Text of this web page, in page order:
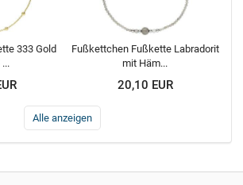
333 Gold
Fußkettchen Fußkette Labradorit
mit Häm...
20,10 EUR
Alle anzeigen